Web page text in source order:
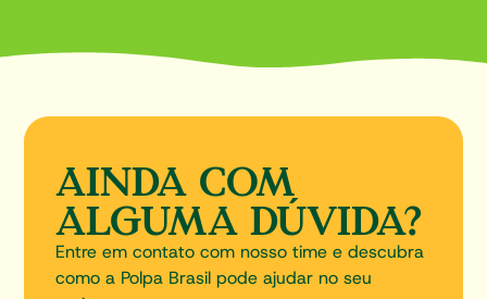
AINDA COM
ALGUMA DÚVIDA?
Entre em contato com nosso time e descubra
como a Polpa Brasil pode ajudar no seu